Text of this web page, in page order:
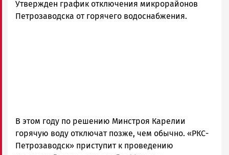
и
Карелии
Утвержден график отключения микрорайонов
Петрозаводска от горячего водоснабжения.
В этом году по решению Минстроя Карелии
горячую воду отключат позже, чем обычно. «РКС-
Петрозаводск» приступит к проведению